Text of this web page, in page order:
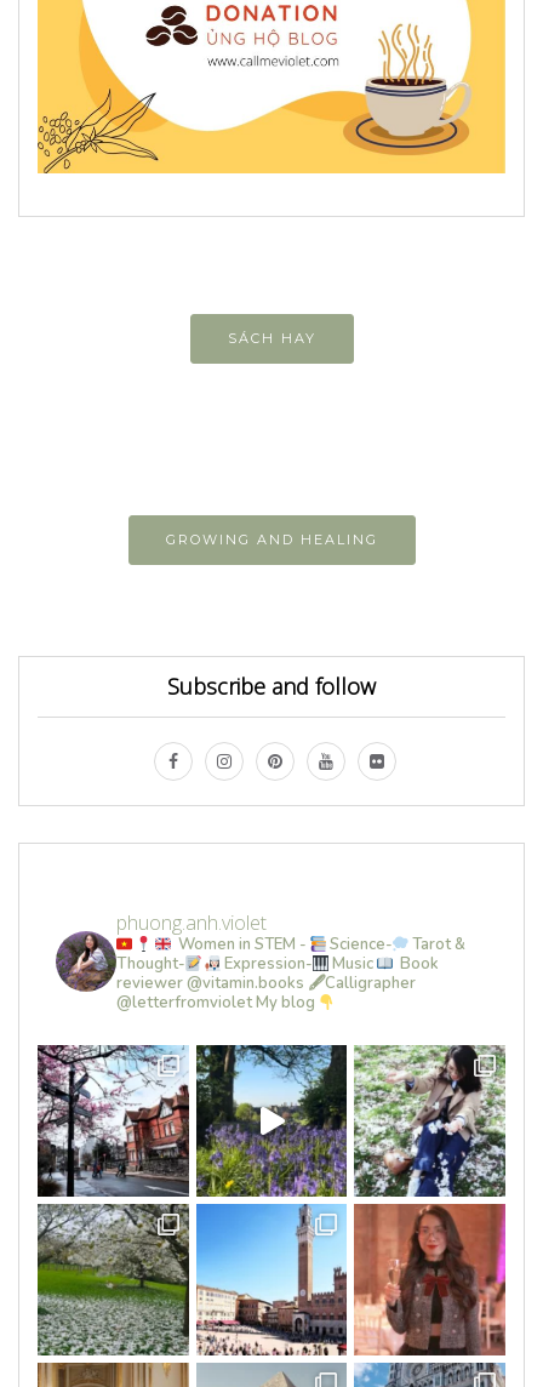
SÁCH HAY
GROWING AND HEALING
Subscribe and follow
phuong.anh.violet
Women in STEM - Science-
Tarot &
Thought-
Expression- Music
Book
reviewer @vitamin.books 🖋Calligrapher
@letterfromvioletMy blog